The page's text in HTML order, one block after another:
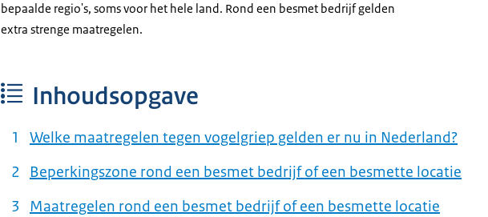
bepaalde regio's, soms voor het hele land. Rond een besmet bedrijf gelden
extra strenge maatregelen.
Inhoudsopgave
Welke maatregelen tegen vogelgriep gelden er nu in Nederland?
Beperkingszone rond een besmet bedrijf of een besmette locatie
Maatregelen rond een besmet bedrijf of een besmette locatie